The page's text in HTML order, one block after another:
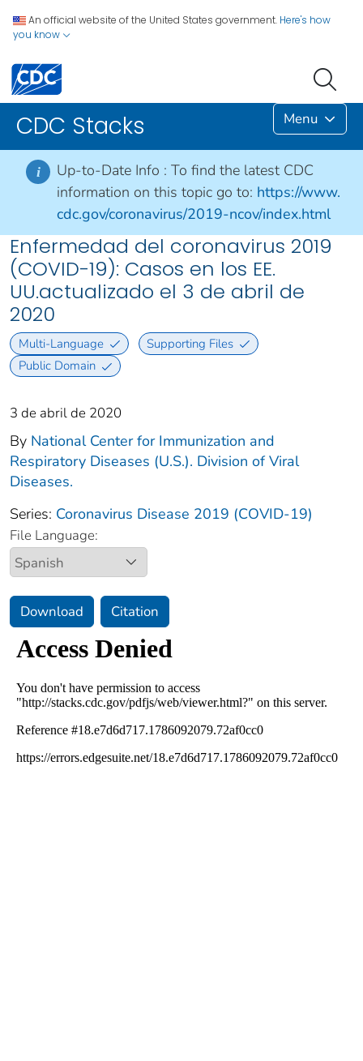
An official website of the United States government. Here's how
you know
CDC Stacks Menu
i Up-to-Date Info : To find the latest CDC
information on this topic go to: https://www.
cdc.gov/coronavirus/2019-ncov/index.html
Enfermedad del coronavirus 2019
(COVID-19): Casos en los EE.
UU.actualizado el 3 de abril de
2020
Multi-Language
Supporting Files
Public Domain
3 de abril de 2020
By National Center for Immunization and
Respiratory Diseases (U.S.). Division of Viral
Diseases.
Series: Coronavirus Disease 2019 (COVID-19)
File Language:
Download Citation